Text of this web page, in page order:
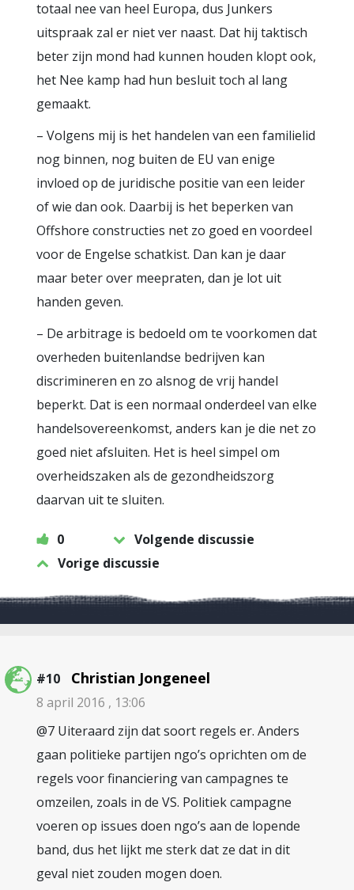
totaal nee van heel Europa, dus Junkers
uitspraak zal er niet ver naast. Dat hij taktisch
beter zijn mond had kunnen houden klopt ook,
het Nee kamp had hun besluit toch al lang
gemaakt.
– Volgens mij is het handelen van een familielid
nog binnen, nog buiten de EU van enige
invloed op de juridische positie van een leider
of wie dan ook. Daarbij is het beperken van
Offshore constructies net zo goed en voordeel
voor de Engelse schatkist. Dan kan je daar
maar beter over meepraten, dan je lot uit
handen geven.
– De arbitrage is bedoeld om te voorkomen dat
overheden buitenlandse bedrijven kan
discrimineren en zo alsnog de vrij handel
beperkt. Dat is een normaal onderdeel van elke
handelsovereenkomst, anders kan je die net zo
goed niet afsluiten. Het is heel simpel om
overheidszaken als de gezondheidszorg
daarvan uit te sluiten.
0
Volgende discussie
Vorige discussie
#10 Christian Jongeneel
8 april 2016 , 13:06
@7 Uiteraard zijn dat soort regels er. Anders
gaan politieke partijen ngo’s oprichten om de
regels voor financiering van campagnes te
omzeilen, zoals in de VS. Politiek campagne
voeren op issues doen ngo’s aan de lopende
band, dus het lijkt me sterk dat ze dat in dit
geval niet zouden mogen doen.